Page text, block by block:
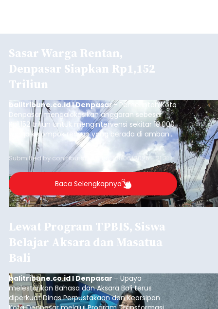
Sasar Warga Rentan,
Denpasar Siapkan Rp1,152
Triliun
balitribune.co.id I Denpasar - Pemerintah Kota
Denpasar mengalokasikan anggaran sebesar
Rp1,152 triliun untuk mengintervensi sekitar 18.000
warga kelompok rentan yang berada di ambang
garis kemiskinan. Langkah strategis ini diambil
guna menjaga masyarakat yang berada pada
kelompok desil 5 dan 6 tersebut agar tidak
merosot ke kategori miskin.
Submitted by contributor Thu, 08/06/2026 - 21:31
Baca Selengkapnya
Lewat Program TPBIS, Siswa
Belajar Aksara dan Masatua
Bali
balitribune.co.id I Denpasar – Upaya
melestarikan Bahasa dan Aksara Bali terus
diperkuat Dinas Perpustakaan dan Kearsipan